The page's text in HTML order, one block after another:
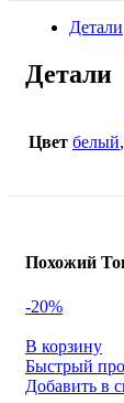
Детали
Детали
Цвет белый,
Похожий
-20%
В корзину
Быстрый
Добавить в